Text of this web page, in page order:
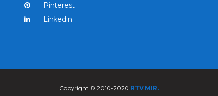
Pinterest
Linkedin
Copyright © 2010-2020 RTV MIR.